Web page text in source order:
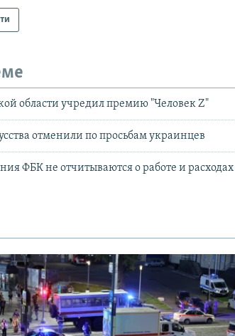
области учредил премию "Человек Z"
отменили по просьбам украинцев
ФБК не отчитываются о работе и расходах